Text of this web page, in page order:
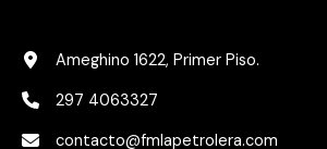
Ameghino 1622, Primer Piso.
297 4063327
contacto@fmlapetrolera.com